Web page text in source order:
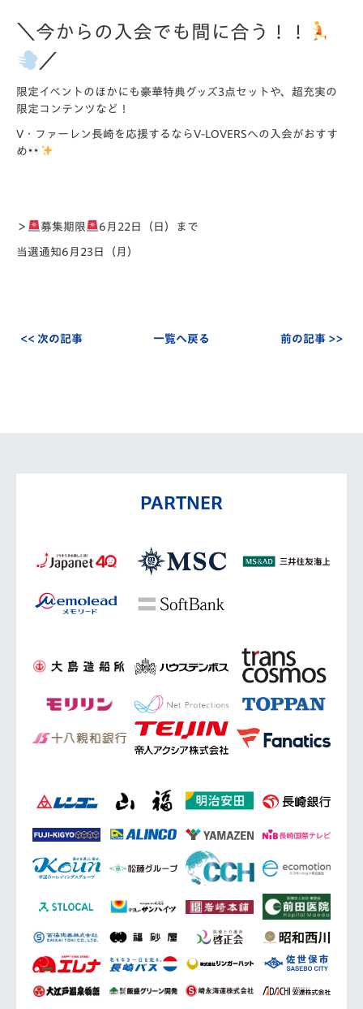
＼今からの入会でも間に合う！！
／
限定イベントのほかにも豪華特典グッズ3点セットや、超充実の
限定コンテンツなど！
V・ファーレン長崎を応援するならV-LOVERSへの入会がおすす
め
＞ 募集期限 6月22日（日）まで
当選通知6月23日（月）
<< 次の記事 一覧へ戻る 前の記事 >>
PARTNER